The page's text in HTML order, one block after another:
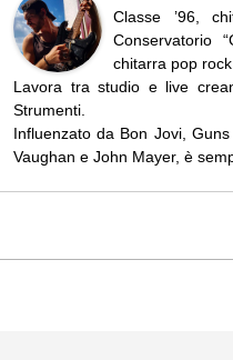
Classe ’96,
Conservatorio
chitarra pop rock.
Lavora tra studio e live
Strumenti.
Influenzato da Bon Jovi,
Vaughan e John Mayer, è